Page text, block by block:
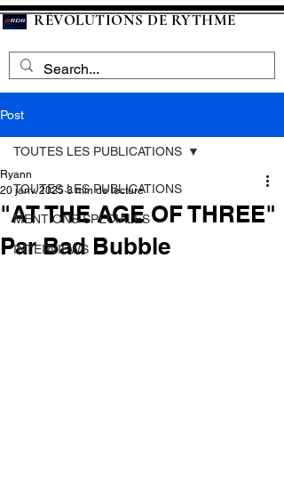
RÉVOLUTIONS DE RYTHME
Post
TOUTES LES PUBLICATIONS
MENTIONS SPECIALES
INTERVIEWS
TOUTES LES PUBLICATIONS
"AT THE AGE OF THREE"
Par Bad Bubble
Ryann
20 janv. 2025 3 min de lecture